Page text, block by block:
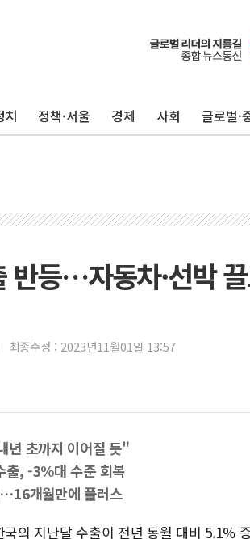
치 정책·서울 경제 사회 글로벌·
반등…자동차·선박
최종수정 : 2023년11월01일 13:57
년 초까지 이어질 듯"
출, -3%대 수준 회복
개월만에 플러스
의 지난달 수출이 전년 동월 대비 5.1%